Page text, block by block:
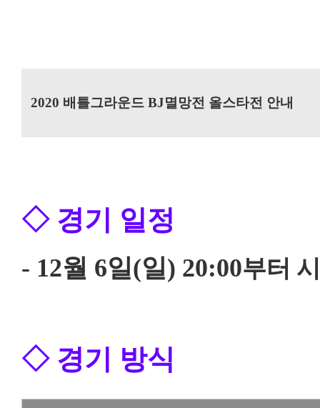
2020 배틀그라운드 BJ멸망전 올스타전 안내
◇ 경기 일정
- 12월 6일(일) 20:00부터
◇ 경기 방식